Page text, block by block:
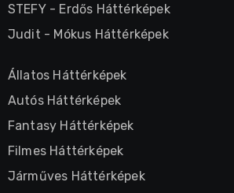
STEFY- Erdős Háttérképek
Judit - Mókus Háttérképek
Állatos Háttérképek
Autós Háttérképek
Fantasy Háttérképek
Filmes Háttérképek
Járműves Háttérképek